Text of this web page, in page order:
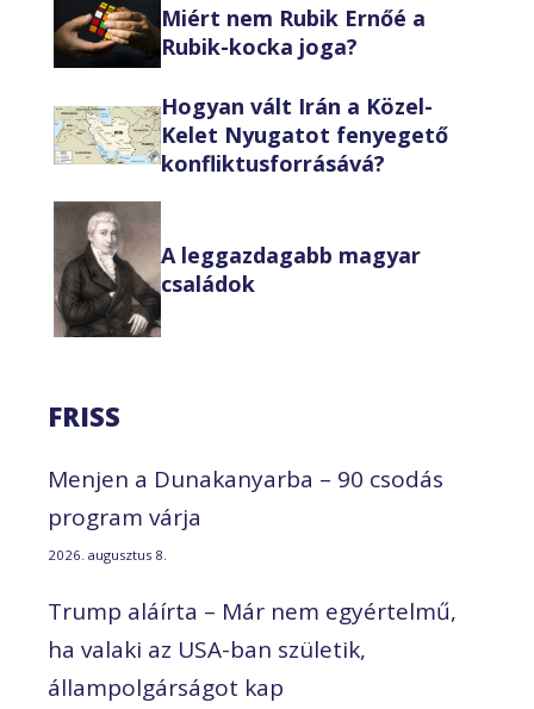
Miért nem Rubik Ernőé a
Rubik-kocka joga?
Hogyan vált Irán a Közel-
Kelet Nyugatot fenyegető
konfliktusforrásává?
A leggazdagabb magyar
családok
FRISS
Menjen a Dunakanyarba – 90 csodás
program várja
2026. augusztus 8.
Trump aláírta – Már nem egyértelmű,
ha valaki az USA-ban születik,
állampolgárságot kap